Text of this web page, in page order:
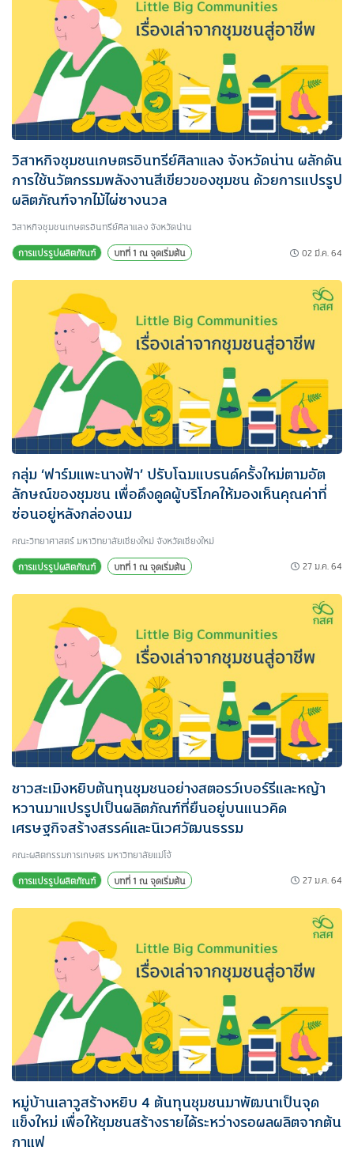
วิสาหกิจชุมชนเกษตรอินทรีย์ศิลาแลง จังหวัดน่าน ผลักดัน
การใช้นวัตกรรมพลังงานสีเขียวของชุมชน ด้วยการแปรรูป
ผลิตภัณฑ์จากไม้ไผ่ซางนวล
วิสาหกิจชุมชนเกษตรอินทรีย์ศิลาแลง จังหวัดน่าน
การแปรรูปผลิตภัณฑ์
บทที่ 1 ณ จุดเริ่มต้น 02 มี.ค. 64
กลุ่ม ‘ฟาร์มแพะนางฟ้า’ ปรับโฉมแบรนด์ครั้งใหม่ตามอัต
ลักษณ์ของชุมชน เพื่อดึงดูดผู้บริโภคให้มองเห็นคุณค่าที่
ซ่อนอยู่หลังกล่องนม
คณะวิทยาศาสตร์ มหาวิทยาลัยเชียงใหม่ จังหวัดเชียงใหม่
การแปรรูปผลิตภัณฑ์
บทที่ 1 ณ จุดเริ่มต้น 27 ม.ค. 64
ชาวสะเมิงหยิบต้นทุนชุมชนอย่างสตอรว์เบอร์รีและหญ้า
หวานมาแปรรูปเป็นผลิตภัณฑ์ที่ยืนอยู่บนแนวคิด
เศรษฐกิจสร้างสรรค์และนิเวศวัฒนธรรม
คณะผลิตกรรมการเกษตร มหาวิทยาลัยแม่โจ้
การแปรรูปผลิตภัณฑ์
บทที่ 1 ณ จุดเริ่มต้น 27 ม.ค. 64
หมู่บ้านเลาวูสร้างหยิบ 4 ต้นทุนชุมชนมาพัฒนาเป็นจุด
แข็งใหม่ เพื่อให้ชุมชนสร้างรายได้ระหว่างรอผลผลิตจากต้น
กาแฟ